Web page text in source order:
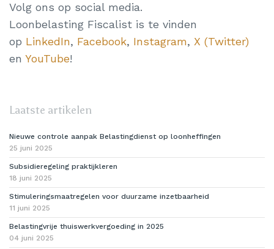
Volg ons op social media.
Loonbelasting Fiscalist is te vinden
op LinkedIn, Facebook, Instagram, X (Twitter)
en YouTube!
Laatste artikelen
Nieuwe controle aanpak Belastingdienst op loonheffingen
25 juni 2025
Subsidieregeling praktijkleren
18 juni 2025
Stimuleringsmaatregelen voor duurzame inzetbaarheid
11 juni 2025
Belastingvrije thuiswerkvergoeding in 2025
04 juni 2025